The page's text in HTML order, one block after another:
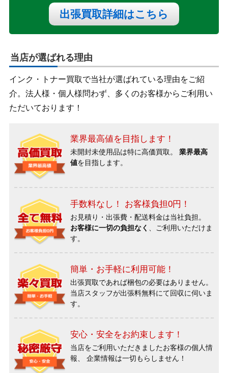
出張買取詳細はこちら
当店が選ばれる理由
インク・トナー買取で当社が選ばれている理由をご紹
介。法人様・個人様問わず、多くのお客様からご利用い
ただいております！
業界最高値を目指します！
未開封未使用品は特に高価買取。 業界最高
値を目指します。
手数料なし！ お客様負担0円！
お見積り・出張費・配送料金は当社負担。
お客様に一切の負担なく 、ご利用いただけま
す。
簡単・お手軽に利用可能！
出張買取であれば梱包の必要はありません。
当店スタッフが出張料無料にて回収に伺いま
す。
安心・安全をお約束します！
当店をご利用いただきましたお客様の個人情
報、 企業情報は一切もらしません！